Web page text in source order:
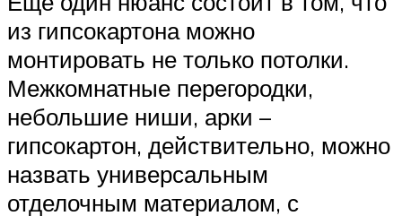
из гипсокартона можно
монтировать не только потолки.
Межкомнатные перегородки,
небольшие ниши, арки –
гипсокартон, действительно, можно
назвать универсальным
отделочным материалом, с